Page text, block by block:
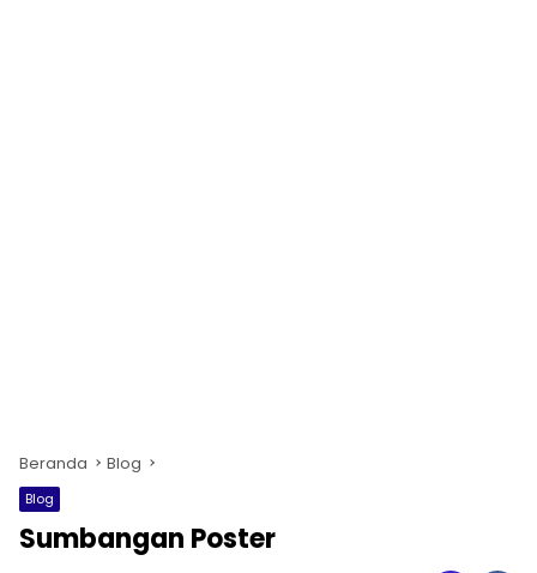
Beranda Blog
Blog
Sumbangan Poster